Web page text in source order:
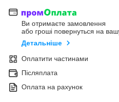
Ви отримаєте замовлення
або гроші повернуться на
Детальніше
Оплатити частинами
Післяплата
Оплата на рахунок